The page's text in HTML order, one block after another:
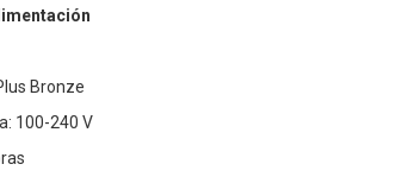
Bronze
100-240 V